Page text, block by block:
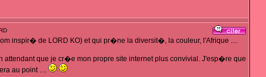
inspir� de LORD KO) et qui pr�ne la diversit�, la couleur, l'Afrique ....
attendant que je cr�e mon propre site internet plus convivial. J'esp�re que
au point ....